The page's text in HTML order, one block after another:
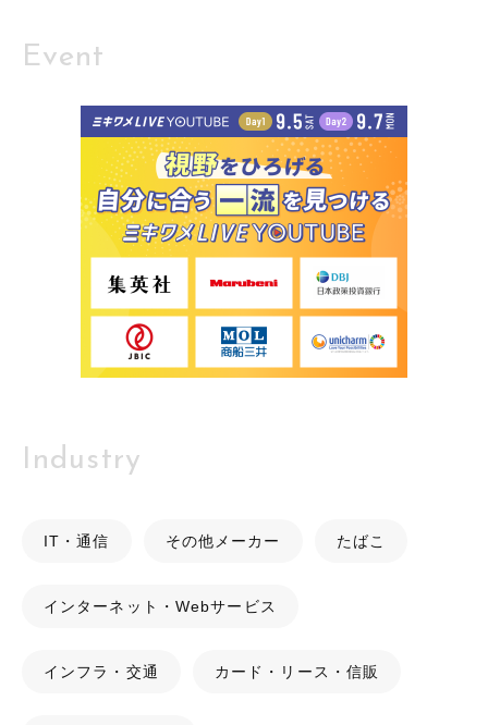
Event
Industry
IT・通信 その他メーカー たばこ
インターネット・Webサービス
インフラ・交通 カード・リース・信販